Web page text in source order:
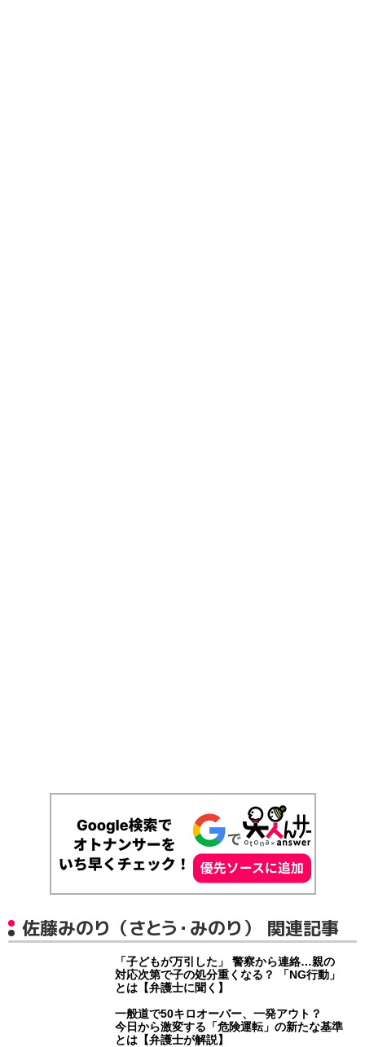
佐藤みのり（さとう・みのり） 関連記事
「子どもが万引した」 警察から連絡…親の
対応次第で子の処分重くなる？ 「NG行動」
とは【弁護士に聞く】
一般道で50キロオーバー、一発アウト？
今日から激変する「危険運転」の新たな基準
とは【弁護士が解説】